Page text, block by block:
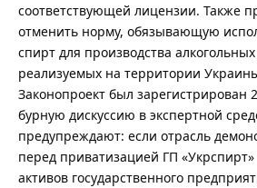
соответствующей лицензии. Также
отменить норму, обязывающую
спирт для производства
реализуемых на территории
Законопроект был зарегистрирован
бурную дискуссию в экспертной
предупреждают: если отрасль
перед приватизацией ГП
активов государственного